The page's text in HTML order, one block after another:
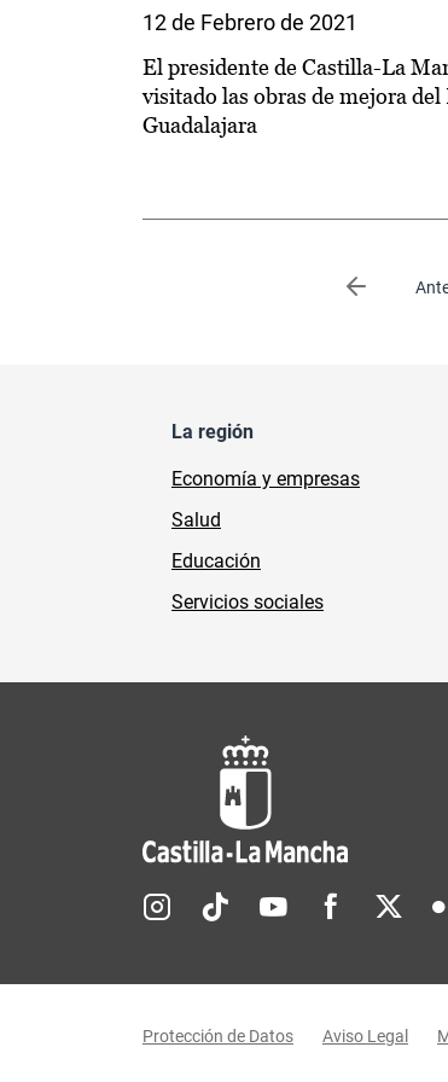
12 de Febrero de 2021
El presidente de Castilla-La
visitado las obras de mejora
Guadalajara
Página
La región
Economía y empresas
Salud
Educación
Servicios sociales
Redes sociales JCCM
Protección de Datos Aviso Legal